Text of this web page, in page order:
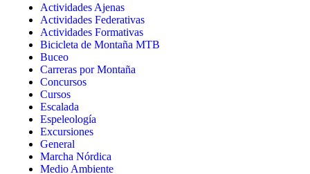
Actividades Ajenas
Actividades Federativas
Actividades Formativas
Bicicleta de Montaña MTB
Buceo
Carreras por Montaña
Concursos
Cursos
Escalada
Espeleología
Excursiones
General
Marcha Nórdica
Medio Ambiente